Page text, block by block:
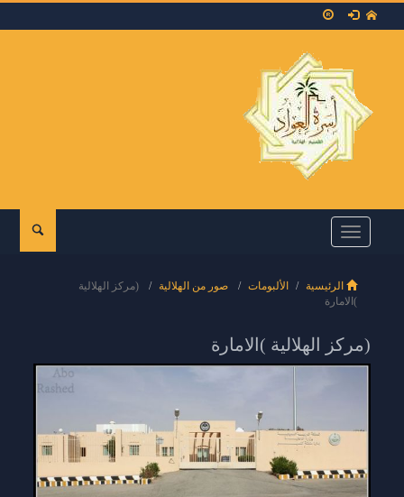
Toggle
navigation
الرئيسية الألبومات صور من الهلالية
(مركز الهلالية
)الامارة
(مركز الهلالية )الامارة